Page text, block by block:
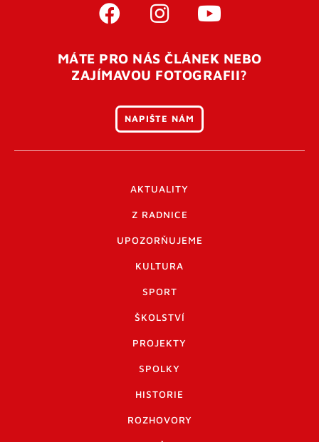
MÁTE PRO NÁS ČLÁNEK NEBO
ZAJÍMAVOU FOTOGRAFII?
NAPIŠTE NÁM
AKTUALITY
Z RADNICE
UPOZORŇUJEME
KULTURA
SPORT
ŠKOLSTVÍ
PROJEKTY
SPOLKY
HISTORIE
ROZHOVORY